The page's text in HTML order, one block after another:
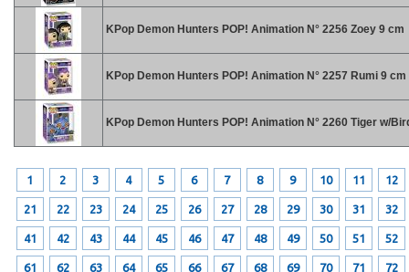
KPop Demon Hunters POP! Animation N° 2256 Zoey 9 cm
KPop Demon Hunters POP! Animation N° 2257 Rumi 9 cm
KPop Demon Hunters POP! Animation N° 2260 Tiger w/
1 2 3 4 5 6 7 8 9 10 11 12
21 22 23 24 25 26 27 28 29 30 31 32
41 42 43 44 45 46 47 48 49 50 51 52
61 62 63 64 65 66 67 68 69 70 71 72